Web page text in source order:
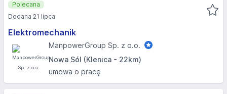
Elektromechanik
ManpowerGroup Sp. z o.o.
Nowa Sól (Klenica - 22km)
umowa o pracę
Polecana
Dodana 21 lipca